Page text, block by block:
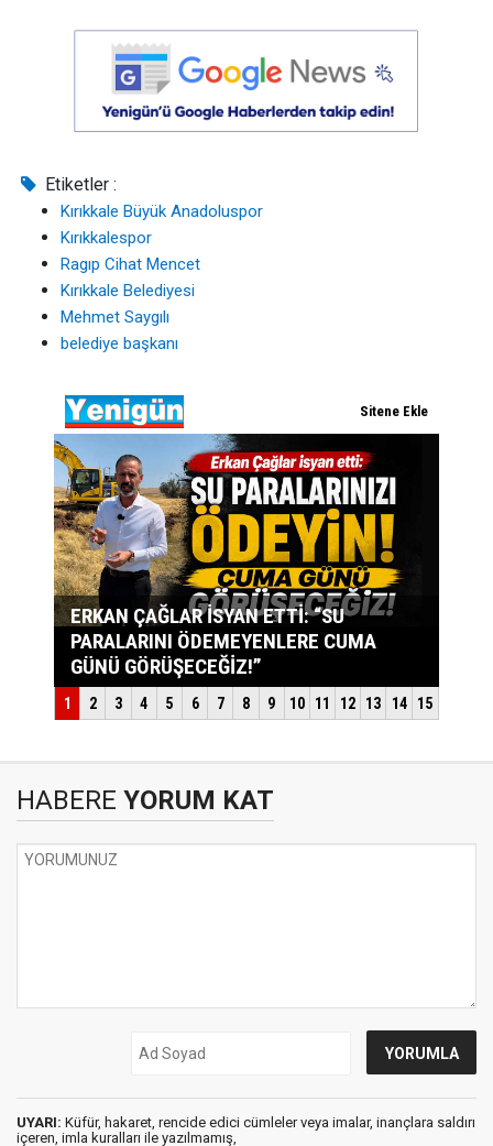
Etiketler :
Kırıkkale Büyük Anadoluspor
Kırıkkalespor
Ragıp Cihat Mencet
Kırıkkale Belediyesi
Mehmet Saygılı
belediye başkanı
HABERE YORUM KAT
UYARI: Küfür, hakaret, rencide edici cümleler veya imalar, inançlara saldırı
içeren, imla kuralları ile yazılmamış,